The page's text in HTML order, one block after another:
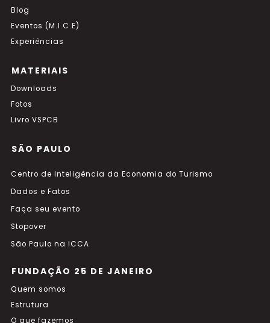
Blog
Eventos (M.I.C.E)
Experiências
MATERIAIS
Downloads
Fotos
Livro VSPCB
SÃO PAULO
Centro de Inteligência da Economia do Turismo
Dados e Fatos
Faça seu evento
Stopover
São Paulo na ICCA
FUNDAÇÃO 25 DE JANEIRO
Quem somos
Estrutura
O que fazemos